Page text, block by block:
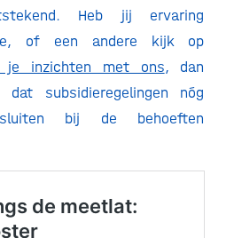
Heb jij ervaring
of een andere kijk op
je inzichten met ons, dan
subsidieregelingen nóg
bij de behoeften